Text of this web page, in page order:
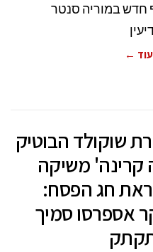
חדש במוריה סנטר
←
שוקולד הבוטיק
קרינה' משיקה
חג הפסח:
אספרסו סמיך